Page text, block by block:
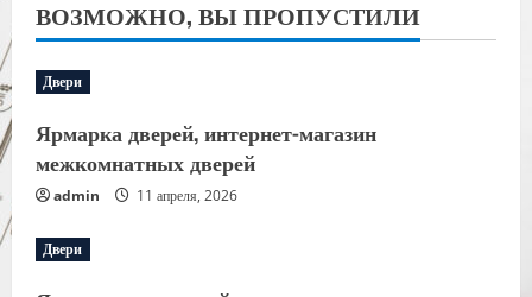
ВОЗМОЖНО, ВЫ ПРОПУСТИЛИ
Двери
Ярмарка дверей, интернет-магазин
межкомнатных дверей
admin 11 апреля, 2026
Двери